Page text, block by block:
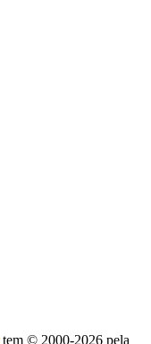
tem © 2000-2026 pela